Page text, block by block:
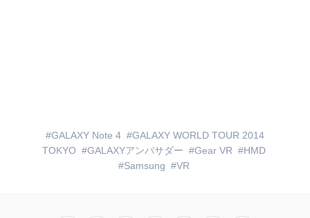
GALAXY Note 4
GALAXY WORLD TOUR 2014
TOKYO
GALAXYアンバサダー Gear VR
HMD
Samsung
VR